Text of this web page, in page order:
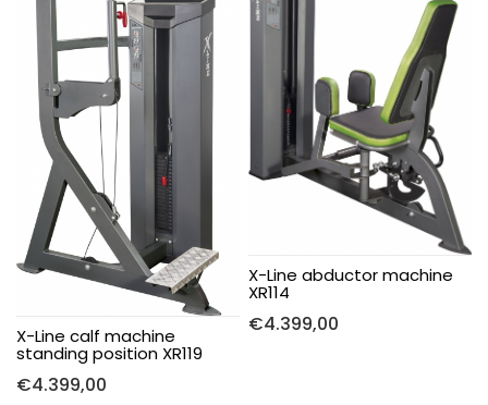
X-Line calf machine
standing position XR119
€4.399,00
X-Line abductor machine
XR114
€4.399,00